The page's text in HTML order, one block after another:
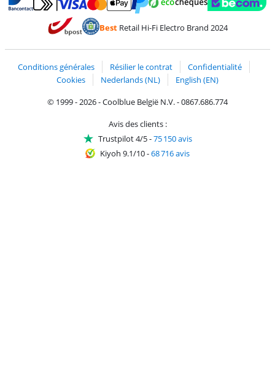
Payer avec Bancontact
Payer avec MasterCard et Visa via ClickToPay
Payer avec PayPal
BestRetail Hi-Fi Electro Brand 2024
Conditions générales Résilier le contrat
Confidentialité
Cookies
Nederlands (NL)
English (EN)
© 1999 - 2026 - Coolblue België N.V. - 0867.686.774
Avis des clients :
Trustpilot 4/5-75 150 avis
Kiyoh 9.1/10-68 716 avis